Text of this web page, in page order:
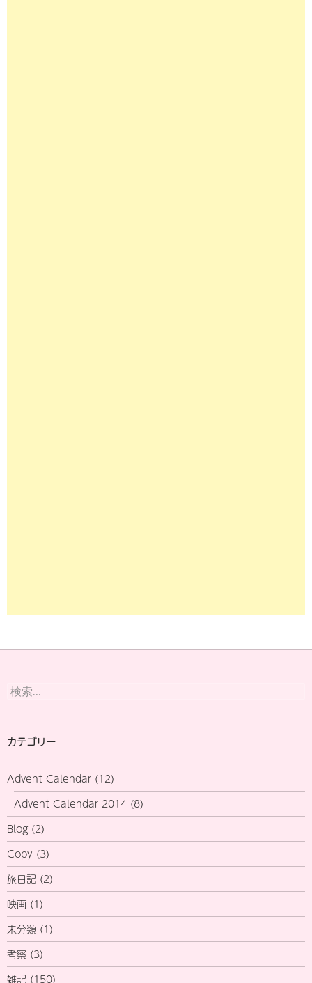
検
索:
カテゴリー
Advent Calendar (12)
Advent Calendar 2014 (8)
Blog (2)
Copy (3)
旅日記 (2)
映画 (1)
未分類 (1)
考察 (3)
雑記 (150)